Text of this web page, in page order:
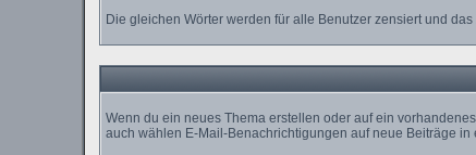
Die gleichen Wörter werden für alle Benutzer zensiert und
Wenn du ein neues Thema erstellen oder auf ein
auch wählen E-Mail-Benachrichtigungen auf neue Beiträge